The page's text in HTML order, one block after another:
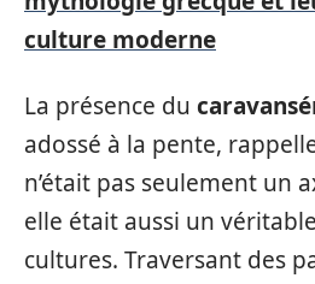
culture moderne
La présence du
adossé à la pente,
n’était pas seulement un
elle était aussi un
cultures. Traversant des